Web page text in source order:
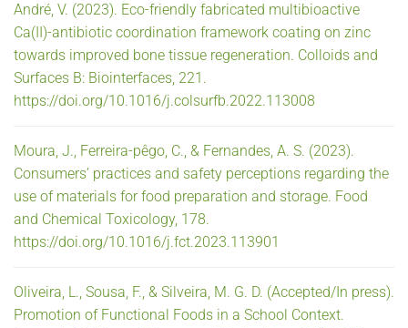
André, V. (2023). Eco-friendly fabricated multibioactive
Ca(II)-antibiotic coordination framework coating on zinc
towards improved bone tissue regeneration. Colloids and
Surfaces B: Biointerfaces, 221.
https://doi.org/10.1016/j.colsurfb.2022.113008
Moura, J., Ferreira-pêgo, C., & Fernandes, A. S. (2023).
Consumers’ practices and safety perceptions regarding the
use of materials for food preparation and storage. Food
and Chemical Toxicology, 178.
https://doi.org/10.1016/j.fct.2023.113901
Oliveira, L., Sousa, F., & Silveira, M. G. D. (Accepted/In press).
Promotion of Functional Foods in a School Context.